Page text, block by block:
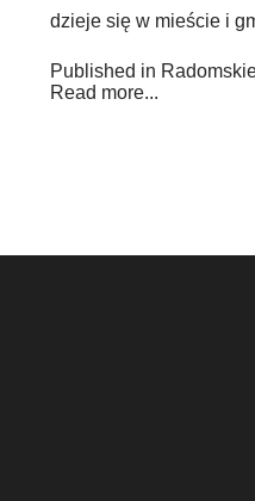
dzieje się w mieście i
Published in
Read more...